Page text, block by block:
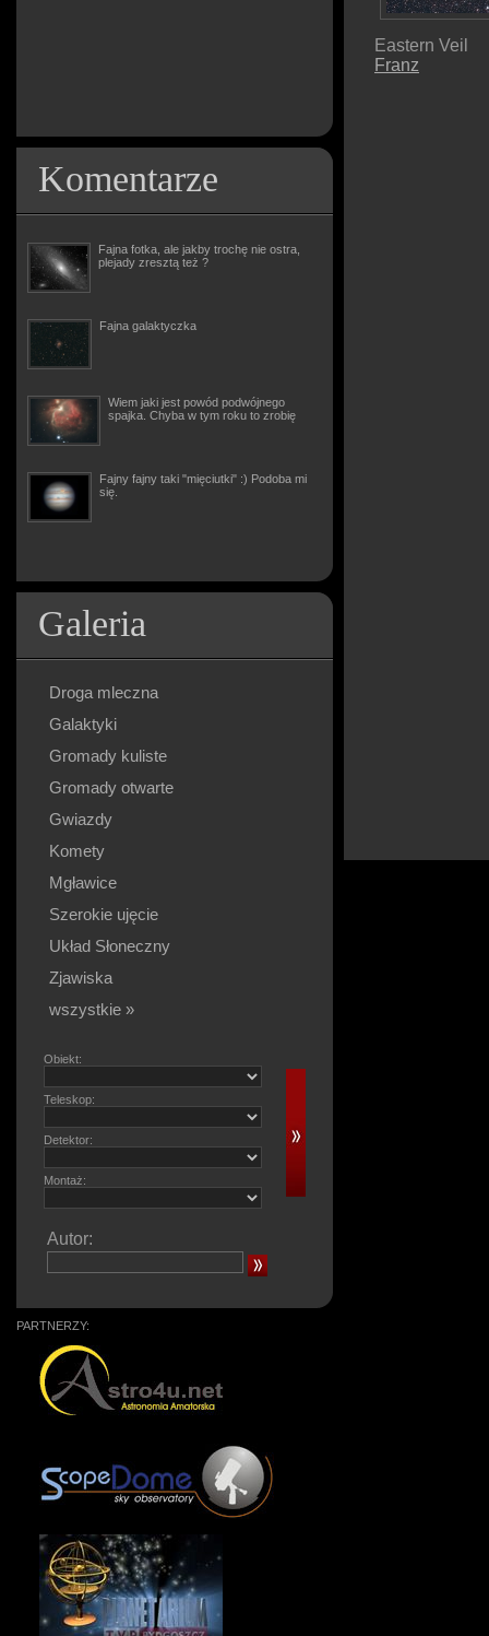
Komentarze
Fajna fotka, ale jakby trochę nie ostra,
plejady zresztą też ?
Fajna galaktyczka
Wiem jaki jest powód podwójnego
spajka. Chyba w tym roku to zrobię
Fajny fajny taki "mięciutki" :) Podoba mi
się.
Galeria
Droga mleczna
Galaktyki
Gromady kuliste
Gromady otwarte
Gwiazdy
Komety
Mgławice
Szerokie ujęcie
Układ Słoneczny
Zjawiska
wszystkie »
Obiekt:
Teleskop:
Detektor:
Montaż:
Autor:
PARTNERZY:
Eastern Veil
Franz